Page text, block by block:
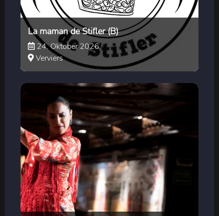
La maman de Stifler (B)
24. Oktober 2026
Verviers